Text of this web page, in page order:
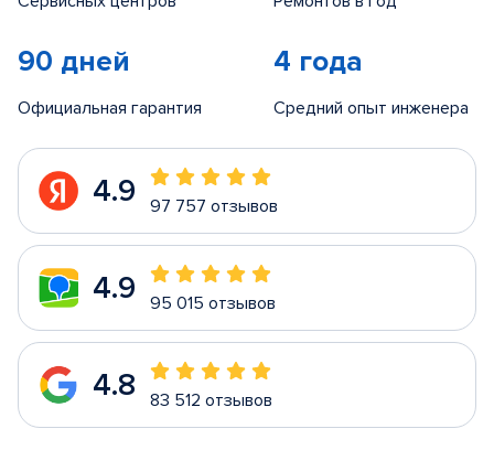
90 дней
Официальная гарантия
4 года
Средний опыт инженера
4.9 97 757 отзывов
4.9 95 015 отзывов
4.8 83 512 отзывов